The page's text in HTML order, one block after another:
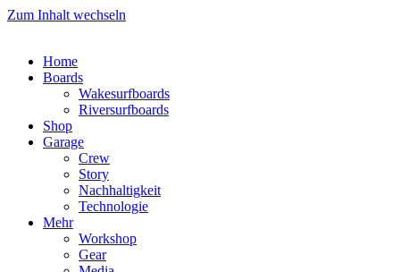
Zum Inhalt wechseln
Home
Boards
Wakesurfboards
Riversurfboards
Shop
Garage
Crew
Story
Nachhaltigkeit
Technologie
Mehr
Workshop
Gear